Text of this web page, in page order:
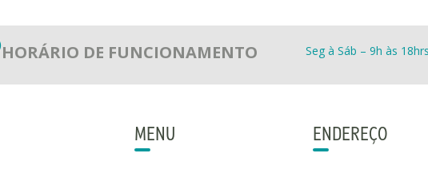
HORÁRIO DE FUNCIONAMENTO Seg à Sáb – 9h às 18hrs
MENU ENDEREÇO